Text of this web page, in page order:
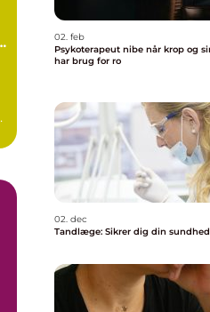
02. feb
Psykoterapeut nibe når krop og sind
har brug for ro
02. dec
Tandlæge: Sikrer dig din sundhed